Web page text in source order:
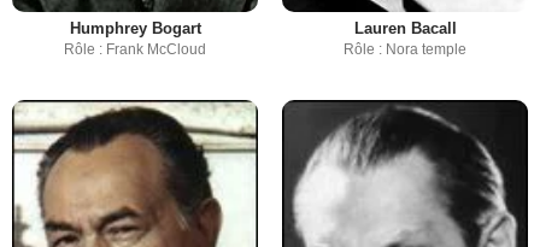
Humphrey Bogart
Rôle : Frank McCloud
Lauren Bacall
Rôle : Nora temple